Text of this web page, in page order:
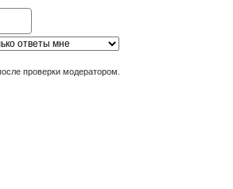
проверки модератором.